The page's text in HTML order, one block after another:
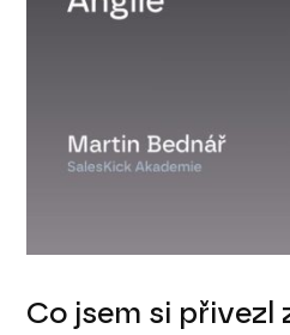
Co jsem si přivezl